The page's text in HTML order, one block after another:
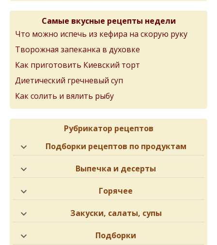
Самые вкусные рецепты недели
Что можно испечь из кефира на скорую руку
Творожная запеканка в духовке
Как приготовить Киевский торт
Диетический гречневый суп
Как солить и вялить рыбу
Рубрикатор рецептов
Подборки рецептов по продуктам
Выпечка и десерты
Горячее
Закуски, салаты, супы
Подборки